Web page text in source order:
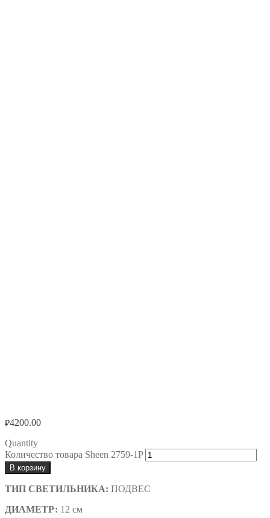
₽4200.00
Quantity
Количество товара Sheen 2759-1P
В корзину
ТИП СВЕТИЛЬНИКА: ПОДВЕС
ДИАМЕТР: 12 см